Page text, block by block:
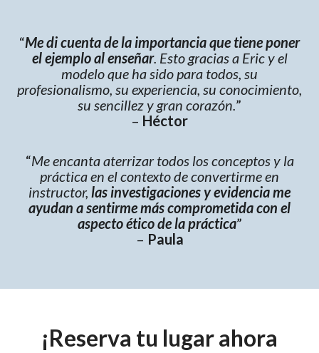
“Me di cuenta de la importancia que tiene poner
el ejemplo al enseñar. Esto gracias a Eric y el
modelo que ha sido para todos, su
profesionalismo, su experiencia, su conocimiento,
su sencillez y gran corazón. ”
– Héctor
“Me encanta aterrizar todos los conceptos y la
práctica en el contexto de convertirme en
instructor, las investigaciones y evidencia me
ayudan a sentirme más comprometida con el
aspecto ético de la práctica”
– Paula
¡Reserva tu lugar ahora